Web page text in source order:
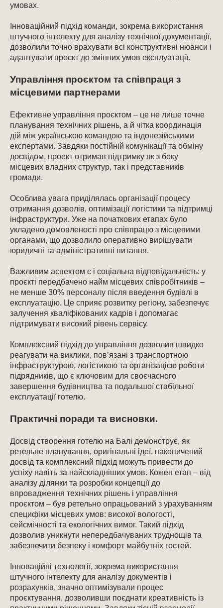
умовах.
Інноваційний підхід команди, зокрема використання
штучного інтелекту для аналізу технічної документації,
дозволили точно врахувати всі конструктивні нюанси і
адаптувати проєкт до змінних умов експлуатації.
Управління проєктом та співпраця з
місцевими партнерами
Ефективне управління проєктом – це не лише точне
планування технічних рішень, а й чітка координація
дій між українською командою та індонезійськими
експертами. Завдяки постійній комунікації та обміну
досвідом, проект отримав підтримку як з боку
місцевих владних структур, так і представників
громади.
Особлива увага приділялась організації процесу
отримання дозволів, оптимізації логістики та підтримці
інфраструктури. Уже на початкових етапах було
укладено домовленості про співпрацю з місцевими
органами, що дозволило оперативно вирішувати
юридичні та адміністративні питання.
Важливим аспектом є і соціальна відповідальність: у
проєкті передбачено найм місцевих співробітників –
не менше 30% персоналу після введення будівлі в
експлуатацію. Це сприяє розвитку регіону, забезпечує
залучення кваліфікованих кадрів і допомагає
підтримувати високий рівень сервісу.
Комплексний підхід до управління дозволив швидко
реагувати на виклики, пов’язані з транспортною
інфраструктурою, логістикою та організацією роботи
підрядників, що є ключовим для своєчасного
завершення будівництва та подальшої стабільної
експлуатації готелю.
Практичні поради та висновки.
Досвід створення готелю на Балі демонструє, як
ретельне планування, оригінальні ідеї, накопичений
досвід та комплексний підхід можуть привести до
успіху навіть за найскладніших умов. Кожен етап – від
аналізу ділянки та розробки концепції до
впровадження технічних рішень і управління
проєктом – був ретельно опрацьований з урахуванням
специфіки місцевих умов: високої вологості,
сейсмічності та екологічних вимог. Такий підхід
дозволив уникнути непередбачуваних труднощів та
забезпечити безпеку і комфорт майбутніх гостей.
Інноваційні технології, зокрема використання
штучного інтелекту для аналізу документів і
розрахунків, значно оптимізували процес
проєктування, дозволивши поєднати креативність із